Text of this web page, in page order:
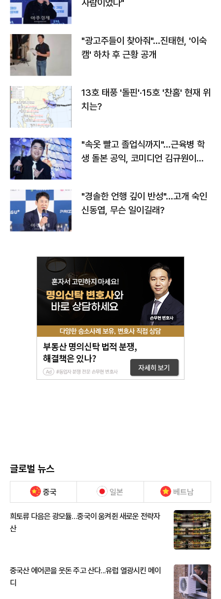
사람이었다"
"광고주들이 찾아줘"…진태현, '이숙
캠' 하차 후 근황 공개
13호 태풍 '돌핀'·15호 '찬홈' 현재 위
치는?
"속옷 빨고 졸업식까지"…근육병 학
생 돌본 공익, 코미디언 김규원이었
"경솔한 언행 깊이 반성"…고개 숙인
신동엽, 무슨 일이길래?
글로벌 뉴스
중국 일본 베트남
희토류 다음은 광모듈…중국이 움켜쥔 새로운 전략자
산
중국산 에어콘을 웃돈 주고 산다...유럽 열광시킨 메이
디